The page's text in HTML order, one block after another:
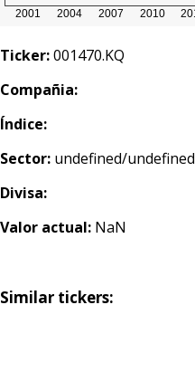
Ticker:001470.KQ
Compañia:
Índice:
Sector: undefined/undefined
Divisa:
Valor actual: NaN
Similar tickers: